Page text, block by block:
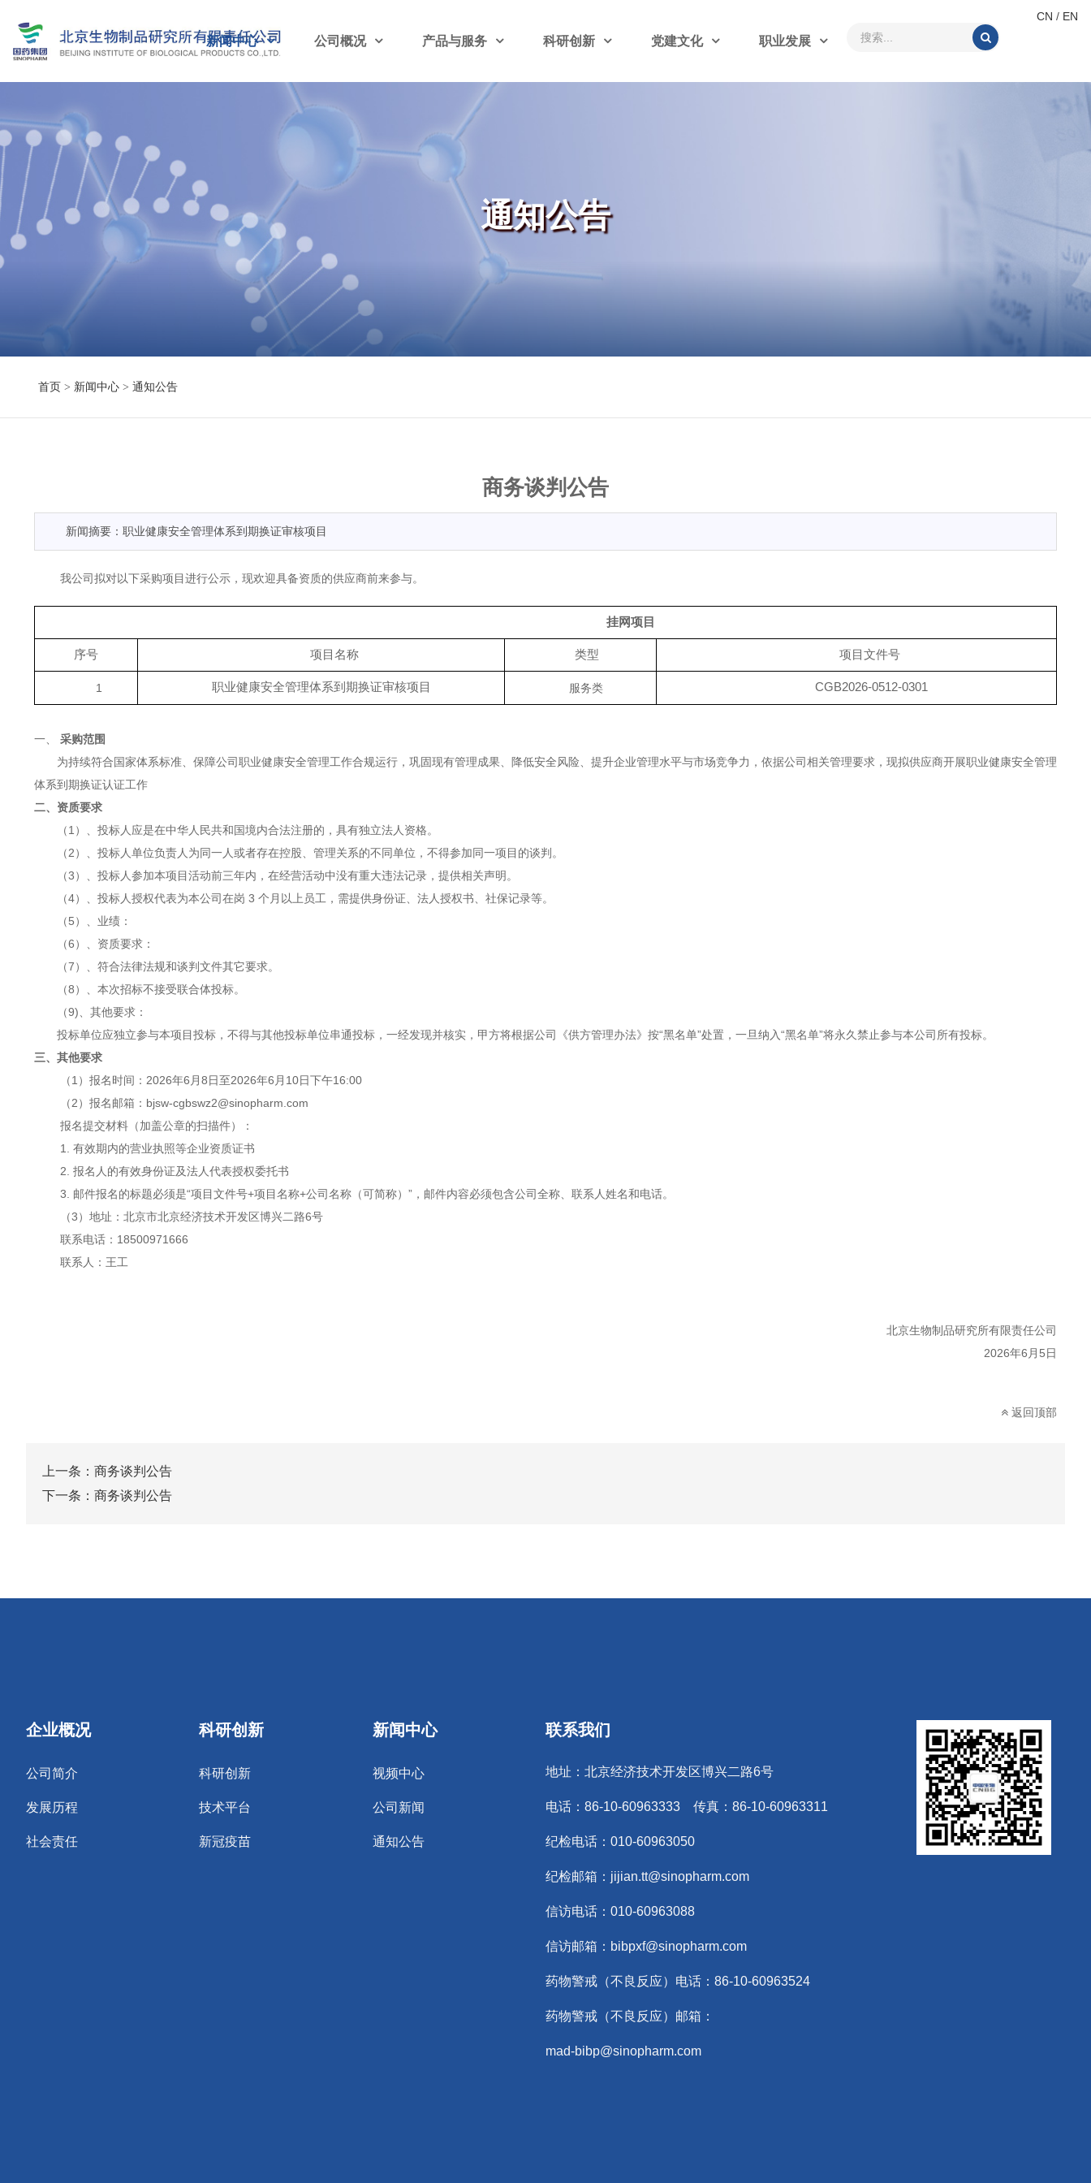
新闻中心 公司概况 产品与服务 科研创新 党建文化 职业发展
CN / EN
通知公告
首页 > 新闻中心 > 通知公告
商务谈判公告
新闻摘要：职业健康安全管理体系到期换证审核项目
我公司拟对以下采购项目进行公示，现欢迎具备资质的供应商前来参与。
挂网项目
序号 项目名称 类型 项目文件号
1 职业健康安全管理体系到期换证审核项目 服务类 CGB2026-0512-0301
一、
采购范围
为持续符合国家体系标准、保障公司职业健康安全管理工作合规运行，巩固现有管理成果、降低安全风险、提升企业管理水平与市场竞争力，依据公司相关管理要求，现拟供应商开展职业健康安全管理
体系到期换证认证工作
二、资质要求
（1）、投标人应是在中华人民共和国境内合法注册的，具有独立法人资格。
（2）、投标人单位负责人为同一人或者存在控股、管理关系的不同单位，不得参加同一项目的谈判。
（3）、投标人参加本项目活动前三年内，在经营活动中没有重大违法记录，提供相关声明。
（4）、投标人授权代表为本公司在岗 3 个月以上员工，需提供身份证、法人授权书、社保记录等。
（5）、业绩：
（6）、资质要求：
（7）、符合法律法规和谈判文件其它要求。
（8）、本次招标不接受联合体投标。
（9)、其他要求：
投标单位应独立参与本项目投标，不得与其他投标单位串通投标，一经发现并核实，甲方将根据公司《供方管理办法》按“黑名单”处置，一旦纳入“黑名单”将永久禁止参与本公司所有投标。
三、其他要求
（1）报名时间：2026年6月8日至2026年6月10日下午16:00
（2）报名邮箱： bjsw-cgbswz2@sinopharm.com
报名提交材料（加盖公章的扫描件）：
1. 有效期内的营业执照等企业资质证书
2. 报名人的有效身份证及法人代表授权委托书
3. 邮件报名的标题必须是“项目文件号+项目名称+公司名称（可简称）”，邮件内容必须包含公司全称、联系人姓名和电话。
（3）地址：北京市北京经济技术开发区博兴二路6号
联系电话：18500971666
联系人：王工
北京生物制品研究所有限责任公司
2026年6 月 5日
返回顶部
上一条： 商务谈判公告
下一条： 商务谈判公告
企业概况
公司简介
发展历程
社会责任
科研创新
科研创新
技术平台
新冠疫苗
新闻中心
视频中心
公司新闻
通知公告
联系我们
地址：北京经济技术开发区博兴二路6号
电话：86-10-60963333 传真：86-10-60963311
纪检电话：010-60963050
纪检邮箱：jijian.tt@sinopharm.com
信访电话：010-60963088
信访邮箱：bibpxf@sinopharm.com
药物警戒（不良反应）电话：86-10-60963524
药物警戒（不良反应）邮箱：
mad-bibp@sinopharm.com